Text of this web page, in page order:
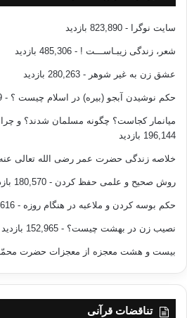
سایت نوگرا - 823,890 بازدید
شعر، زندگی زیبـاســـت ! - 485,306 بازدید
عشق زن به غیر شوهر - 280,263 بازدید
حکم نوشیدن آبجو (بیره) در اسلام چیست ؟ - 271,329 بازدید
میانمار کجاست؟ چگونه مسلمان شدند؟ و
196,144 بازدید
خلاصه زندگی حضرت عمر رضی الله تعالی عنه
روش صحیح و علمی حفظ کردن - 180,570 بازدید
حکم بوسه کردن و ملاعبه در هنگام روزه - 173,616 بازدید
نصیب زن در بهشت چیست؟ - 152,965 بازدید
بیست و هشت معجزه از معجزات حضرت
تناقضات قرآنی